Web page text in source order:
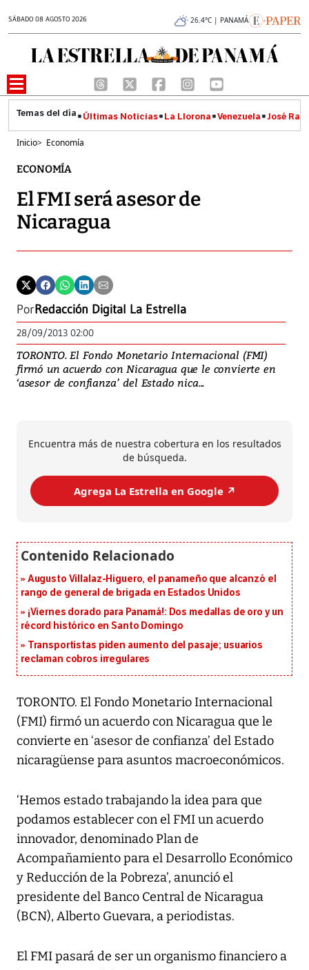
SÁBADO 08 AGOSTO 2026 26.4°C | PANAMÁ
Últimas Noticias La Llorona Venezuela José
Inicio> Economía
ECONOMÍA
El FMI será asesor de
Nicaragua
PorRedacción Digital La Estrella
28/09/2013 02:00
TORONTO. El Fondo Monetario Internacional (FMI)
firmó un acuerdo con Nicaragua que le convierte en
‘asesor de confianza’ del Estado nica...
Encuentra más de nuestra cobertura en los resultados
de búsqueda.
Agrega La Estrella en Google ↗️
Augusto Villalaz-Higuero, el panameño que alcanzó el
rango de general de brigada en Estados Unidos
¡Viernes dorado para Panamá!: Dos medallas de oro y un
récord histórico en Santo Domingo
Transportistas piden aumento del pasaje; usuarios
reclaman cobros irregulares
TORONTO. El Fondo Monetario Internacional
(FMI) firmó un acuerdo con Nicaragua que le
convierte en ‘asesor de confianza’ del Estado
nicaragüense para asuntos macroeconómicos.
‘Hemos estado trabajando la idea para que
podamos establecer con el FMI un acuerdo
innovador, denominado Plan de
Acompañamiento para el Desarrollo Económico
y Reducción de la Pobreza’, anunció el
presidente del Banco Central de Nicaragua
(BCN), Alberto Guevara, a periodistas.
El FMI pasará de ser un organismo financiero a